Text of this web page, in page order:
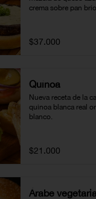
crema sobre pan
$37.000
Quínoa
Nueva receta de la
quinoa blanca real
blanco.
$21.000
Árabe